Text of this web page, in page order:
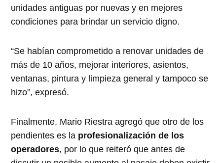
unidades antiguas por nuevas y en mejores
condiciones para brindar un servicio digno.
“Se habían comprometido a renovar unidades de
más de 10 años, mejorar interiores, asientos,
ventanas, pintura y limpieza general y tampoco se
hizo”, expresó.
Finalmente, Mario Riestra agregó que otro de los
pendientes es la profesionalización de los
operadores, por lo que reiteró que antes de